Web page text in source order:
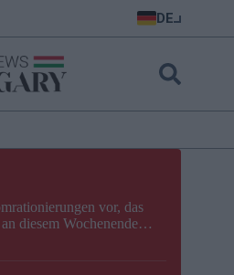
DE
vor, das
diesem Wochenende